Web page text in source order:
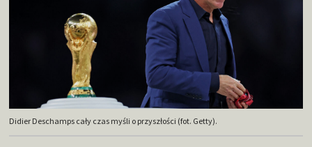
Didier Deschamps cały czas myśli o przyszłości (fot. Getty).